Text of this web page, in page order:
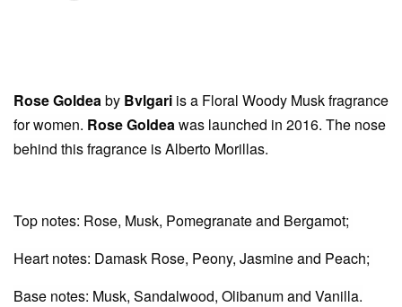
Rose Goldeaby Bvlgari is a Floral Woody Musk fragrance
for women. Rose Goldeawas launched in 2016. The nose
behind this fragrance is Alberto Morillas.
Top notes: Rose, Musk, Pomegranate and Bergamot;
Heart notes: Damask Rose, Peony, Jasmine and Peach;
Base notes: Musk, Sandalwood, Olibanum and Vanilla.